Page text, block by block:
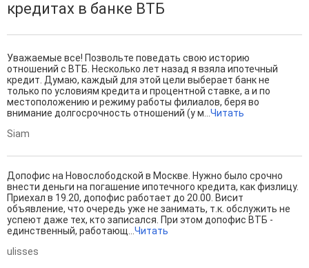
кредитах в банке ВТБ
Уважаемые все! Позвольте поведать свою историю
отношений с ВТБ. Несколько лет назад я взяла ипотечный
кредит. Думаю, каждый для этой цели выберает банк не
только по условиям кредита и процентной ставке, а и по
местоположению и режиму работы филиалов, беря во
внимание долгосрочность отношений (у м... Читать
Siam
Допофис на Новослободской в Москве. Нужно было срочно
внести деньги на погашение ипотечного кредита, как физлицу.
Приехал в 19.20, допофис работает до 20.00. Висит
объявление, что очередь уже не занимать, т.к. обслужить не
успеют даже тех, кто записался. При этом допофис ВТБ -
единственный, работающ... Читать
ulisses